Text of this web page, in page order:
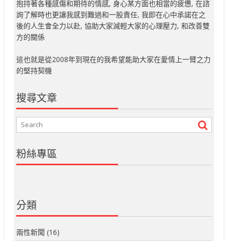
抱持著各種感傷和期待的情感, 身心某方面也相當的疲憊, 在諮
詢了解時也更讓我感到難過和一股責任, 我即在心中承諾在之
後的人生會全力以赴, 協助大家減輕大家的心理壓力, 和改善雙
方的關係
這也就是從2008年到現在的我希望能助大家在愛情上一臂之力
的堅持契機
搜尋文章
粉絲專區
分類
兩性新聞 (16)